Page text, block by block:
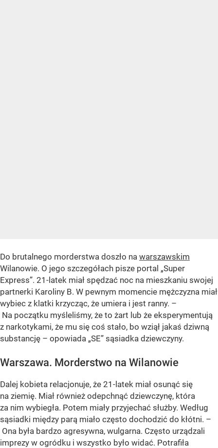
Do brutalnego morderstwa doszło na warszawskim
Wilanowie. O jego szczegółach pisze portal „Super
Express”. 21-latek miał spędzać noc na mieszkaniu swojej
partnerki Karoliny B. W pewnym momencie mężczyzna miał
wybiec z klatki krzycząc, że umiera i jest ranny. –
Na początku myśleliśmy, że to żart lub że eksperymentują
z narkotykami, że mu się coś stało, bo wziął jakaś dziwną
substancję – opowiada „SE” sąsiadka dziewczyny.
Warszawa. Morderstwo na Wilanowie
Dalej kobieta relacjonuje, że 21-latek miał osunąć się
na ziemię. Miał również odepchnąć dziewczynę, która
za nim wybiegła. Potem miały przyjechać służby. Według
sąsiadki między parą miało często dochodzić do kłótni. –
Ona była bardzo agresywna, wulgarna. Często urządzali
imprezy w ogródku i wszystko było widać. Potrafiła